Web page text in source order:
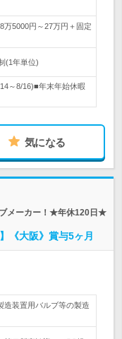
万5000円～27万円＋固定
(1年単位)
～8/16)■年末年始休暇
気になる
ブメーカー！★年休120日★
《大阪》賞与5ヶ月
造装置用バルブ等の製造